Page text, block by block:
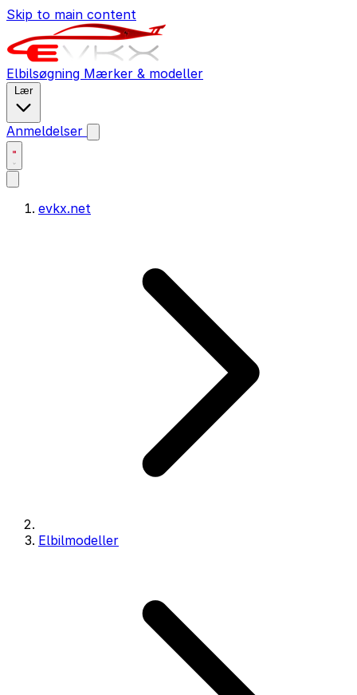
Skip to main content
Elbilsøgning Mærker & modeller
Lær
Anmeldelser
evkx.net
Elbilmodeller